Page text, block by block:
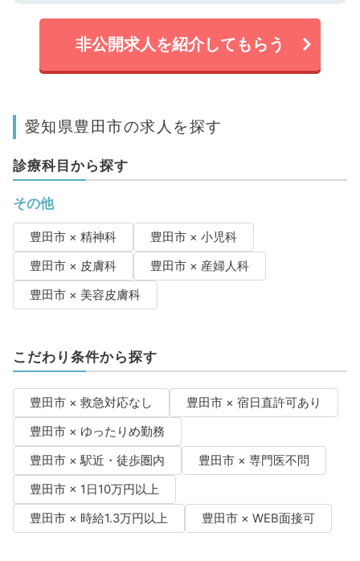
非公開求人を紹介してもらう
愛知県豊田市の求人を探す
診療科目から探す
その他
豊田市 × 精神科
豊田市 × 小児科
豊田市 × 皮膚科
豊田市 × 産婦人科
豊田市 × 美容皮膚科
こだわり条件から探す
豊田市 × 救急対応なし
豊田市 × 宿日直許可あり
豊田市 × ゆったりめ勤務
豊田市 × 駅近・徒歩圏内
豊田市 × 専門医不問
豊田市 × 1日10万円以上
豊田市 × 時給1.3万円以上
豊田市 × WEB面接可